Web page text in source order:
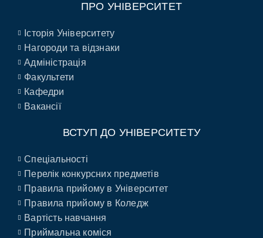
ПРО УНІВЕРСИТЕТ
Історія Університету
Нагороди та відзнаки
Адміністрація
Факультети
Кафедри
Вакансії
ВСТУП ДО УНІВЕРСИТЕТУ
Спеціальності
Перелік конкурсних предметів
Правила прийому в Університет
Правила прийому в Коледж
Вартість навчання
Приймальна коміся